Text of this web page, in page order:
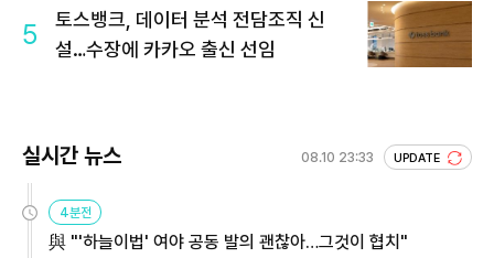
5
토스뱅크, 데이터 분석 전담조직 신
설…수장에 카카오 출신 선임
실시간 뉴스 08.10 23:33 UPDATE
4분전
與 "'하늘이법' 여야 공동 발의 괜찮아…그것이 협치"